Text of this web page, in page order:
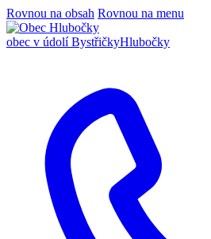
Rovnou na obsah Rovnou na menu
obec v údolí BystřičkyHlubočky